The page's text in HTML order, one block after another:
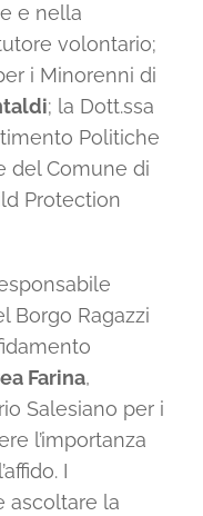
e nella
volontario;
i Minorenni di
; la Dott.ssa
Politiche
del Comune di
Protection
Borgo Ragazzi
Farina,
Salesiano per i
l’importanza
I
ascoltare la